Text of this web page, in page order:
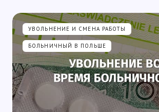
УВОЛЬНЕНИЕ И СМЕНА РАБОТЫ
БОЛЬНИЧНЫЙ В ПОЛЬШЕ